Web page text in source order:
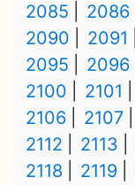
2085
2086
2090
2091
2095
2096
2100
2101
2106
2107
2112
2113
2118
2119